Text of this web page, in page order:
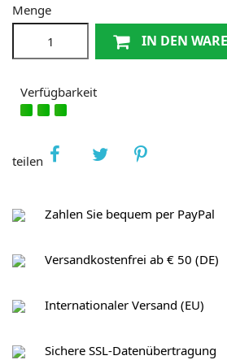
Menge
IN DEN
Verfügbarkeit
teilen
Zahlen Sie bequem per PayPal
Versandkostenfrei ab € 50 (DE)
Internationaler Versand (EU)
Sichere SSL-Datenübertragung